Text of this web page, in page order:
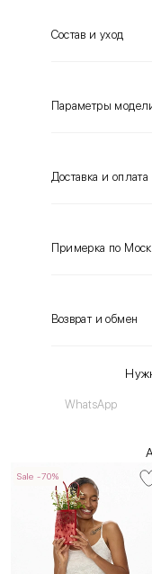
Состав и уход
Параметры
Доставка и оплата
Примерка по
Возврат и обмен
WhatsApp
Sale -70%